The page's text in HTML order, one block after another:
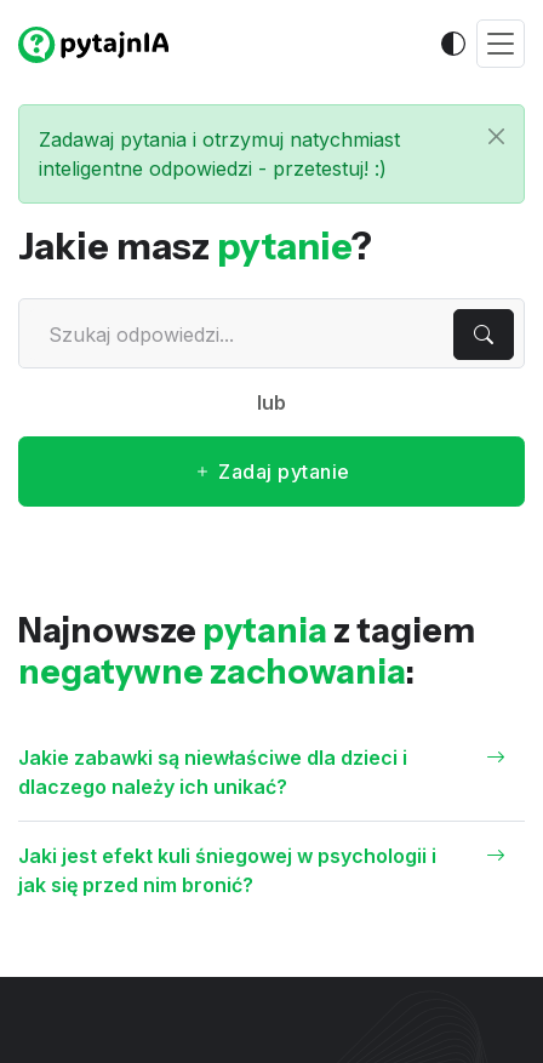
Zadawaj pytania i otrzymuj natychmiast
inteligentne odpowiedzi - przetestuj! :)
Jakie masz pytanie?
lub
Zadaj pytanie
Najnowsze pytania z tagiem
negatywne zachowania:
Jakie zabawki są niewłaściwe dla dzieci i
dlaczego należy ich unikać?
Jaki jest efekt kuli śniegowej w psychologii i
jak się przed nim bronić?